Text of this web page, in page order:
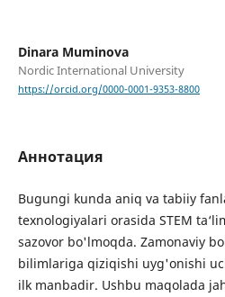
Dinara Muminova
Nordic International University
https://orcid.org/0000-0001-9353-8800
Аннотация
Bugungi kunda aniq va tabiiy
texnologiyalari orasida STEM
sazovor bo'lmoqda. Zamonaviy
bilimlariga qiziqishi uyg'onishi
ilk manbadir. Ushbu maqolada